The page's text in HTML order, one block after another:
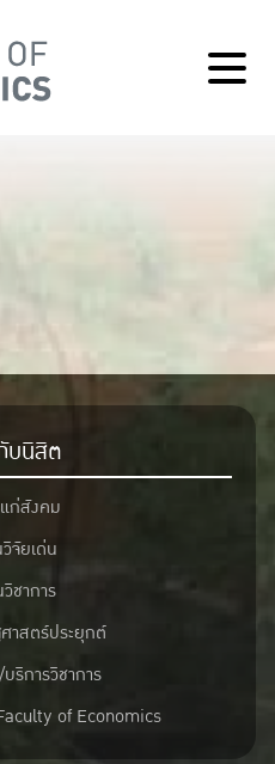
บนิสิต
ก่สังคม
จัยเด่น
ชาการ
าสตร์ประยุกต์
ริการวิชาการ
of Economics